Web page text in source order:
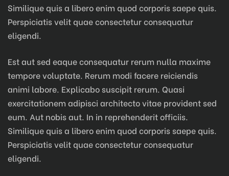
Similique quis a libero enim quod corporis saepe quis.
Perspiciatis velit quae consectetur consequatur
eligendi.
Est aut sed eaque consequatur rerum nulla maxime
tempore voluptate. Rerum modi facere reiciendis
animi labore. Explicabo suscipit rerum. Quasi
exercitationem adipisci architecto vitae provident sed
eum. Aut nobis aut. In in reprehenderit officiis.
Similique quis a libero enim quod corporis saepe quis.
Perspiciatis velit quae consectetur consequatur
eligendi.